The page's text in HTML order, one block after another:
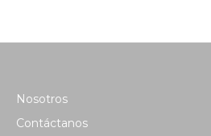
Nosotros
Contáctanos